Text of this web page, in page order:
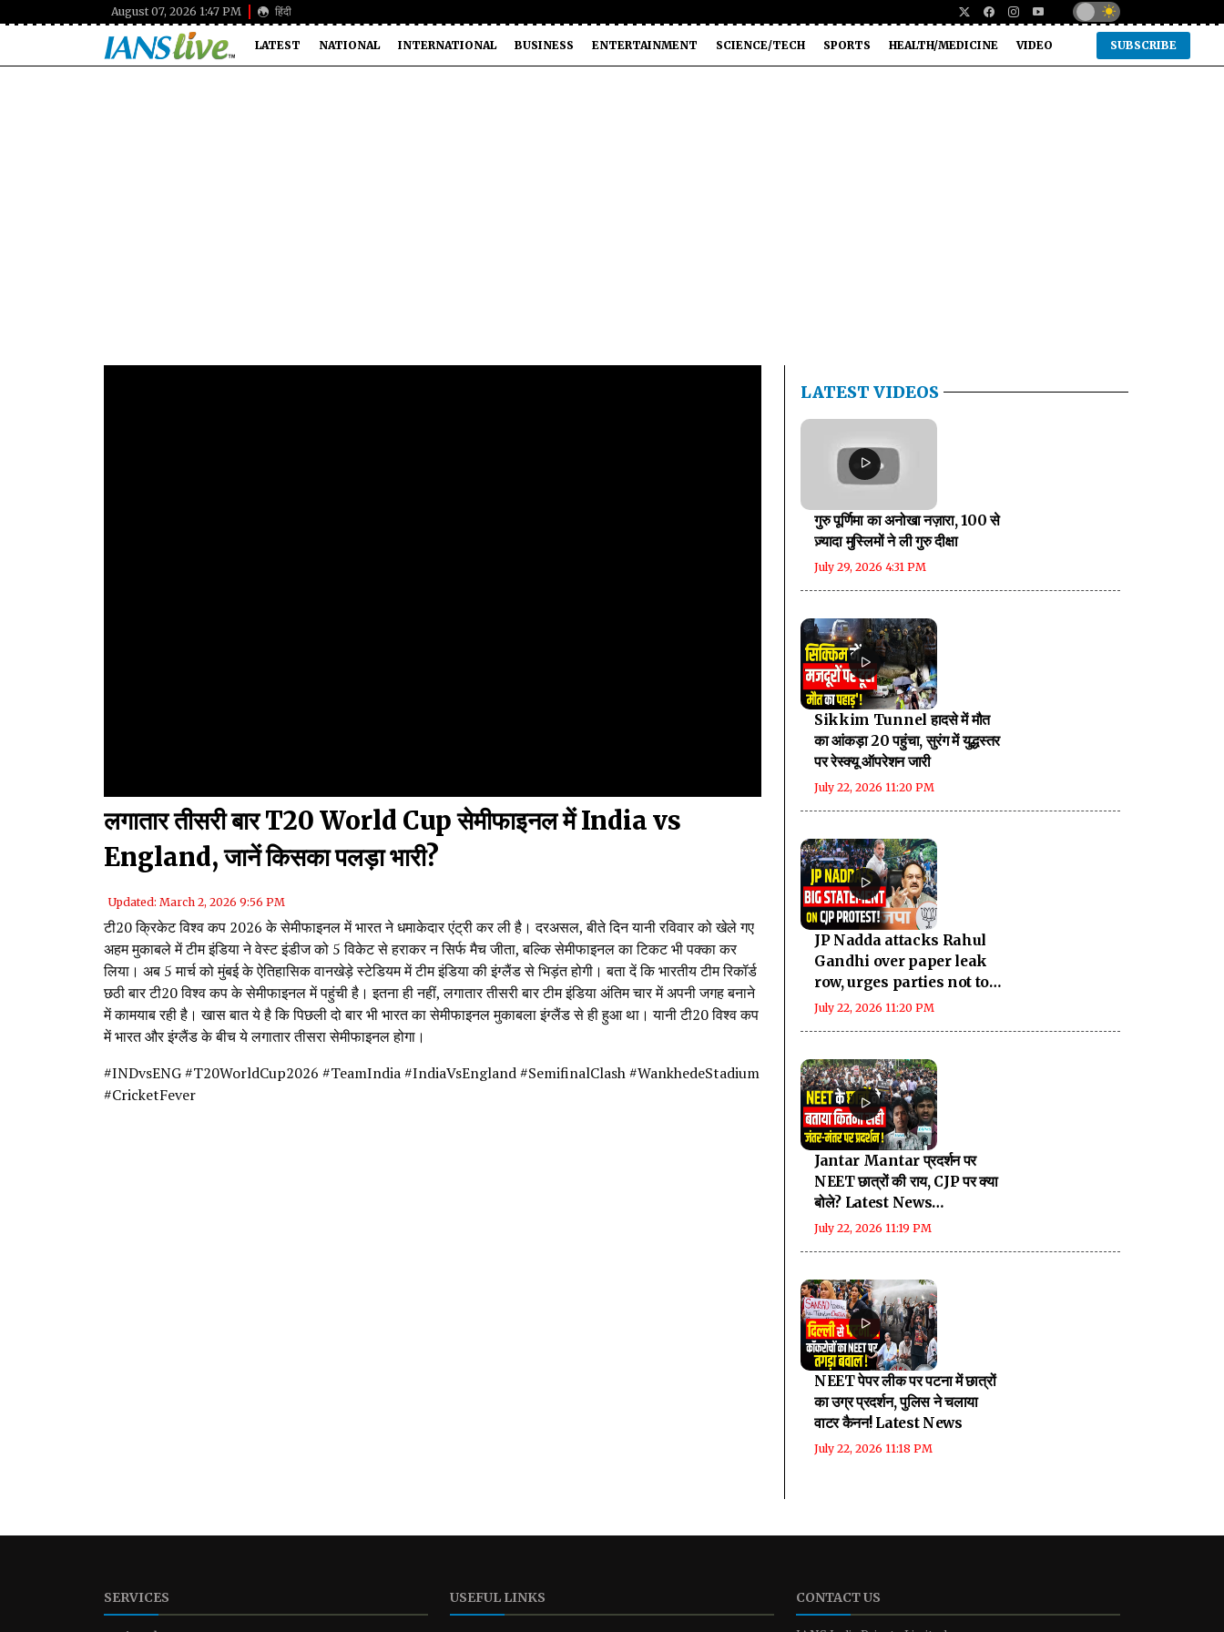
August 07, 2026 1:47 PM हिंदी
LATEST NATIONAL INTERNATIONAL BUSINESS ENTERTAINMENT SCIENCE/TECH SPORTS HEALTH/MEDICINE VIDEO SUBSCRIBE
लगातार तीसरी बार T20 World Cup सेमीफाइनल में India vs
England, जानें किसका पलड़ा भारी?
Updated: March 2, 2026 9:56 PM
टी20 क्रिकेट विश्व कप 2026 के सेमीफाइनल में भारत ने धमाकेदार एंट्री कर ली है। दरअसल, बीते दिन यानी रविवार को खेले गए
अहम मुकाबले में टीम इंडिया ने वेस्ट इंडीज को 5 विकेट से हराकर न सिर्फ मैच जीता, बल्कि सेमीफाइनल का टिकट भी पक्का कर
लिया। अब 5 मार्च को मुंबई के ऐतिहासिक वानखेड़े स्टेडियम में टीम इंडिया की इंग्लैंड से भिड़ंत होगी। बता दें कि भारतीय टीम रिकॉर्ड
छठी बार टी20 विश्व कप के सेमीफाइनल में पहुंची है। इतना ही नहीं, लगातार तीसरी बार टीम इंडिया अंतिम चार में अपनी जगह बनाने
में कामयाब रही है। खास बात ये है कि पिछली दो बार भी भारत का सेमीफाइनल मुकाबला इंग्लैंड से ही हुआ था। यानी टी20 विश्व कप
में भारत और इंग्लैंड के बीच ये लगातार तीसरा सेमीफाइनल होगा।
#INDvsENG #T20WorldCup2026 #TeamIndia #IndiaVsEngland #SemifinalClash #WankhedeStadium
#CricketFever
LATEST VIDEOS
गुरु पूर्णिमा का अनोखा नज़ारा, 100 से
ज़्यादा मुस्लिमों ने ली गुरु दीक्षा
July 29, 2026 4:31 PM
Sikkim Tunnel हादसे में मौत
का आंकड़ा 20 पहुंचा, सुरंग में युद्धस्तर
पर रेस्क्यू ऑपरेशन जारी
July 22, 2026 11:20 PM
JP Nadda attacks Rahul
Gandhi over paper leak
row, urges parties not to
politicise issue
July 22, 2026 11:20 PM
Jantar Mantar प्रदर्शन पर
NEET छात्रों की राय, CJP पर क्या
बोले? Latest News
Breaking
July 22, 2026 11:19 PM
NEET पेपर लीक पर पटना में छात्रों
का उग्र प्रदर्शन, पुलिस ने चलाया
वाटर कैनन! Latest News
July 22, 2026 11:18 PM
SERVICES USEFUL LINKS CONTACT US